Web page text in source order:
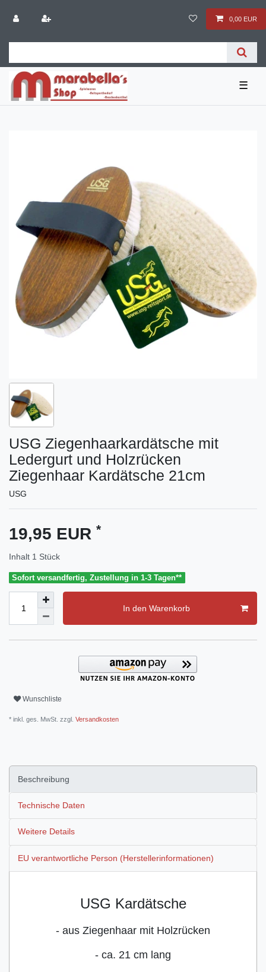
0,00 EUR
☰
USG Ziegenhaarkardätsche mit
Ledergurt und Holzrücken
Ziegenhaar Kardätsche 21cm
USG
19,95 EUR *
Inhalt 1 Stück
Sofort versandfertig, Zustellung in 1-3 Tagen**
In den Warenkorb
Wunschliste
* inkl. ges. MwSt. zzgl. Versandkosten
Beschreibung
Technische Daten
Weitere Details
EU verantwortliche Person (Herstellerinformationen)
USG Kardätsche
- aus Ziegenhaar mit Holzrücken
- ca. 21 cm lang